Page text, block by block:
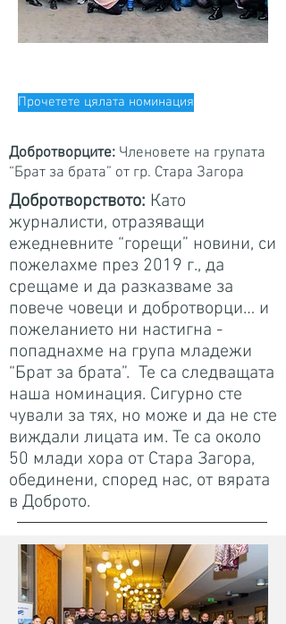
Прочетете цялата номинация
Добротворците: Членовете на групата
“Брат за брата” от гр. Стара Загора
Добротворството: Като
журналисти, отразяващи
ежедневните “горещи” новини, си
пожелахме през 2019 г., да
срещаме и да разказваме за
повече човеци и добротворци… и
пожеланието ни настигна -
попаднахме на група младежи
“Брат за брата”. Те са следващата
наша номинация. Сигурно сте
чували за тях, но може и да не сте
виждали лицата им. Те са около
50 млади хора от Стара Загора,
обединени, според нас, от вярата
в Доброто.